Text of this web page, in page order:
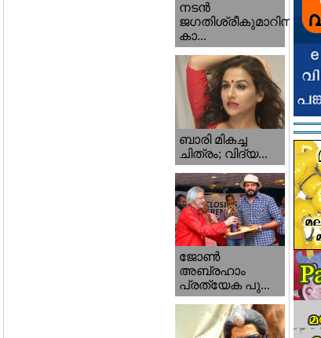
നടന്‍
ജഗതിശ്രീകുമാറിനു
കാ...
ബാരി മികച്ച
ചിത്രം; വിദ്യ...
ജോണ്‍
അബ്രഹാം
പ്രത്യേക പു...